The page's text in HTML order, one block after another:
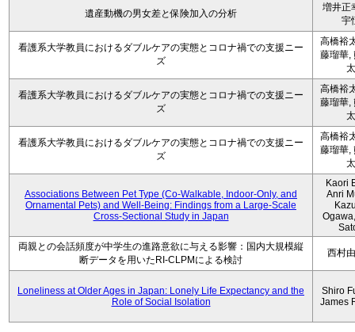
遺産動機の男女差と保険加入の分析
増井正
宇
看護系大学教員におけるダブルケアの実態とコロナ禍での支援ニー
ズ
高橋裕
藤瑠華,
太
看護系大学教員におけるダブルケアの実態とコロナ禍での支援ニー
ズ
高橋裕
藤瑠華,
太
看護系大学教員におけるダブルケアの実態とコロナ禍での支援ニー
ズ
高橋裕
藤瑠華,
太
Associations Between Pet Type (Co-Walkable, Indoor-Only, and
Ornamental Pets) and Well-Being: Findings from a Large-Scale
Cross-Sectional Study in Japan
Kaori
Anri
両親との会話頻度が中学生の進路意欲に与える影響：国内大規模縦
断データを用いたRI-CLPMによる検討
西村
Loneliness at Older Ages in Japan: Lonely Life Expectancy and the
Role of Social Isolation
Shiro
James